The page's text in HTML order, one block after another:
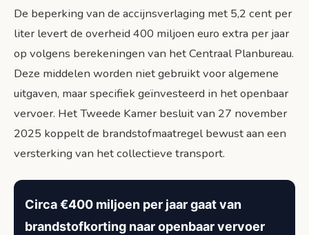
De beperking van de accijnsverlaging met 5,2 cent per
liter levert de overheid 400 miljoen euro extra per jaar
op volgens berekeningen van het Centraal Planbureau.
Deze middelen worden niet gebruikt voor algemene
uitgaven, maar specifiek geïnvesteerd in het openbaar
vervoer. Het Tweede Kamer besluit van 27 november
2025 koppelt de brandstofmaatregel bewust aan een
versterking van het collectieve transport.
Circa €400 miljoen per jaar gaat van
brandstofkorting naar openbaar vervoer